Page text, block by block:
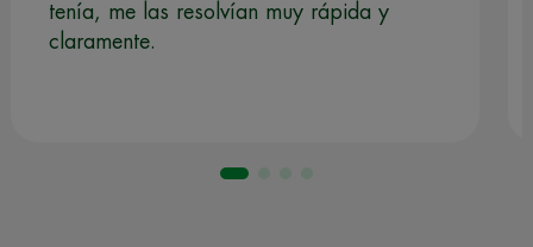
tenía, me las resolvían muy rápida y
claramente.